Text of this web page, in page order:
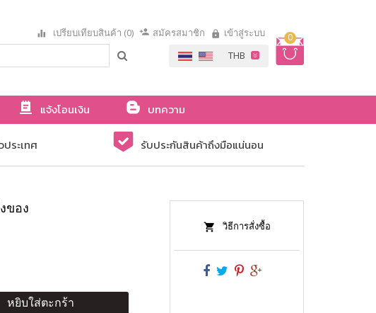
0
เปรียบเทียบสินค้า (0) สมัครสมาชิก เข้าสู่ระบบ
แจ้งโอนเงิน
บทความ
ระเทศ รับประกันสินค้าถึงมือแน่นอน
ของ
หยิบใส่ตะกร้า
วิธีการสั่งซื้อ